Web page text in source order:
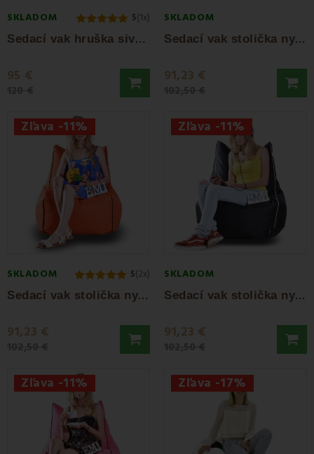
SKLADOM 5(1x)
S
edací vak hruška sivá EMI
95 €
SKLADOM
S
edací vak stolička nylonová červená EMI
91,23 €
Zľava -11%
SKLADOM 5(2x)
S
edací vak stolička nylonová oranžová EMI
91,23 €
Zľava -11%
SKLADOM
S
edací vak stolička nylonová čierna EMI
91,23 €
Zľava -11% Zľava -17%